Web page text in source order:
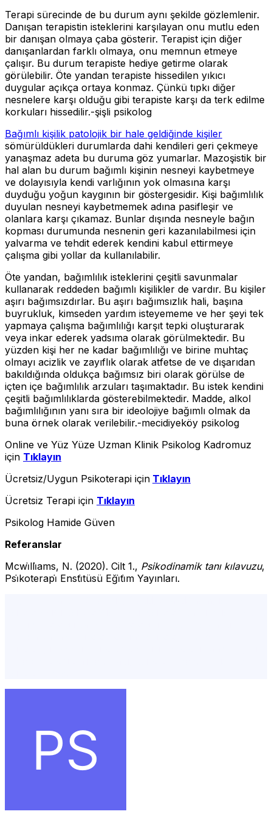
Terapi sürecinde de bu durum aynı şekilde gözlemlenir.
Danışan terapistin isteklerini karşılayan onu mutlu eden
bir danışan olmaya çaba gösterir. Terapist için diğer
danışanlardan farklı olmaya, onu memnun etmeye
çalışır. Bu durum terapiste hediye getirme olarak
görülebilir. Öte yandan terapiste hissedilen yıkıcı
duygular açıkça ortaya konmaz. Çünkü tıpkı diğer
nesnelere karşı olduğu gibi terapiste karşı da terk edilme
korkuları hissedilir.-şişli psikolog
Bağımlı kişilik patolojik bir hale geldiğinde kişiler
sömürüldükleri durumlarda dahi kendileri geri çekmeye
yanaşmaz adeta bu duruma göz yumarlar. Mazoşistik bir
hal alan bu durum bağımlı kişinin nesneyi kaybetmeye
ve dolayısıyla kendi varlığının yok olmasına karşı
duyduğu yoğun kaygının bir göstergesidir. Kişi bağımlılık
duyulan nesneyi kaybetmemek adına pasifleşir ve
olanlara karşı çıkamaz. Bunlar dışında nesneyle bağın
kopması durumunda nesnenin geri kazanılabilmesi için
yalvarma ve tehdit ederek kendini kabul ettirmeye
çalışma gibi yollar da kullanılabilir.
Öte yandan, bağımlılık isteklerini çeşitli savunmalar
kullanarak reddeden bağımlı kişilikler de vardır. Bu kişiler
aşırı bağımsızdırlar. Bu aşırı bağımsızlık hali, başına
buyrukluk, kimseden yardım isteyememe ve her şeyi tek
yapmaya çalışma bağımlılığı karşıt tepki oluşturarak
veya inkar ederek yadsıma olarak görülmektedir. Bu
yüzden kişi her ne kadar bağımlılığı ve birine muhtaç
olmayı acizlik ve zayıflık olarak atfetse de ve dışarıdan
bakıldığında oldukça bağımsız biri olarak görülse de
içten içe bağımlılık arzuları taşımaktadır. Bu istek kendini
çeşitli bağımlılıklarda gösterebilmektedir. Madde, alkol
bağımlılığının yanı sıra bir ideolojiye bağımlı olmak da
buna örnek olarak verilebilir.-mecidiyeköy psikolog
Online ve Yüz Yüze Uzman Klinik Psikolog Kadromuz
için Tıklayın
Ücretsiz/Uygun Psikoterapi için Tıklayın
Ücretsiz Terapi için Tıklayın
Psikolog Hamide Güven
Referanslar
Mcwi̇lli̇ams, N. (2020). Cilt 1., Psikodinamik tanı kılavuzu,
Psi̇koterapi̇ Ensti̇tüsü Eği̇ti̇m Yayınları.